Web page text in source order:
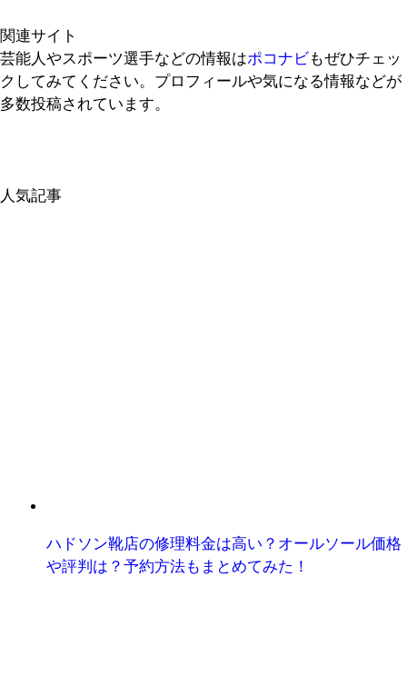
関連サイト
芸能人やスポーツ選手などの情報はポコナビもぜひチェッ
クしてみてください。プロフィールや気になる情報などが
多数投稿されています。
人気記事
ハドソン靴店の修理料金は高い？オールソール価格
や評判は？予約方法もまとめてみた！